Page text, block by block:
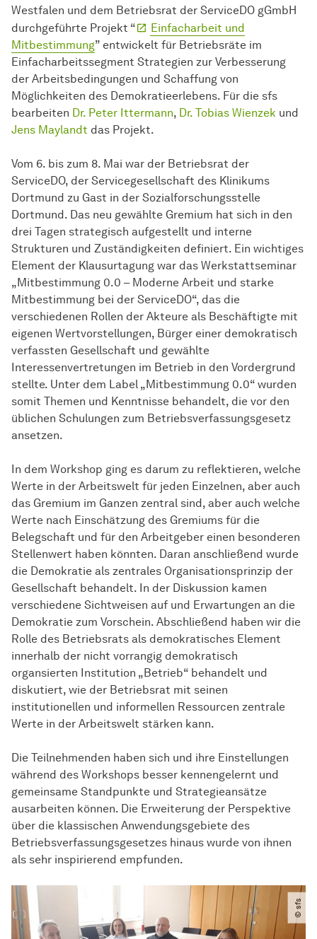
Westfalen und dem Betriebsrat der ServiceDO gGmbH
durchgeführte Projekt “
Einfach­arbeit und
Mitbestimmung” entwickelt für Betriebsräte im
Einfacharbeitssegment Strategien zur Verbesserung
der Arbeitsbedingungen und Schaffung von
Möglichkeiten des Demokratieerlebens. Für die sfs
bearbeiten Dr. Peter Ittermann, Dr. Tobias Wienzek und
Jens Maylandt das Projekt.
Vom 6. bis zum 8. Mai war der Betriebsrat der
ServiceDO, der Servicegesellschaft des Klinikums
Dortmund zu Gast in der Sozial­forschungs­stelle
Dortmund. Das neu gewählte Gremium hat sich in den
drei Tagen strategisch aufgestellt und interne
Strukturen und Zuständigkeiten definiert. Ein wichtiges
Element der Klausurtagung war das Werkstattseminar
„Mitbestimmung 0.0 – Moderne Arbeit und starke
Mitbestimmung bei der ServiceDO“, das die
verschiedenen Rollen der Akteure als Beschäftigte mit
eigenen Wertvorstellungen, Bürger einer demokratisch
verfassten Gesellschaft und gewählte
Interessenvertretungen im Betrieb in den Vordergrund
stellte. Unter dem Label „Mitbestimmung 0.0“ wurden
somit Themen und Kenntnisse behandelt, die vor den
üblichen Schulungen zum Betriebsverfassungsgesetz
ansetzen.
In dem Workshop ging es darum zu reflektieren, welche
Werte in der Arbeitswelt für jeden Einzelnen, aber auch
das Gremium im Ganzen zentral sind, aber auch welche
Werte nach Einschätzung des Gremiums für die
Belegschaft und für den Arbeitgeber einen besonderen
Stellenwert haben könnten. Daran anschließend wurde
die Demokratie als zentrales Organisationsprinzip der
Gesellschaft behandelt. In der Diskussion kamen
verschiedene Sichtweisen auf und Erwartungen an die
Demokratie zum Vorschein. Abschließend haben wir die
Rolle des Betriebsrats als demokratisches Element
innerhalb der nicht vorrangig demokratisch
organsierten Institution „Betrieb“ behandelt und
diskutiert, wie der Betriebsrat mit seinen
institutionellen und informellen Ressourcen zentrale
Werte in der Arbeitswelt stärken kann.
Die Teilnehmenden haben sich und ihre Einstellungen
während des Workshops besser kennengelernt und
gemeinsame Standpunkte und Strategieansätze
ausarbeiten können. Die Erweiterung der Perspektive
über die klassischen Anwendungsgebiete des
Betriebsverfassungsgesetzes hinaus wurde von ihnen
als sehr inspirierend empfunden.
© sfs